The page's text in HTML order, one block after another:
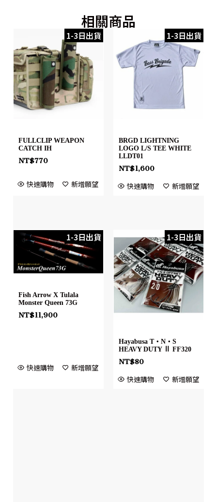
相關商品
1-3日出貨
FULLCLIP WEAPON
CATCH IH
NT$770
快速購物 新增願望
1-3日出貨
BRGD LIGHTNING
LOGO L/S TEE WHITE
LLDT01
NT$1,600
快速購物 新增願望
1-3日出貨
Fish Arrow X Tulala
Monster Queen 73G
NT$11,900
快速購物 新增願望
1-3日出貨
Hayabusa T・N・S
HEAVY DUTY Ⅱ FF320
NT$80
快速購物 新增願望